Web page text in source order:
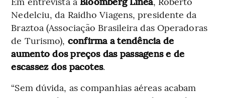
Nedelciu, da Raidho Viagens, presidente da
Braztoa (Associação Brasileira das Operadoras
de Turismo), confirma a tendência de
aumento dos preços das passagens e de
escassez dos pacotes.
“Sem dúvida, as companhias aéreas acabam